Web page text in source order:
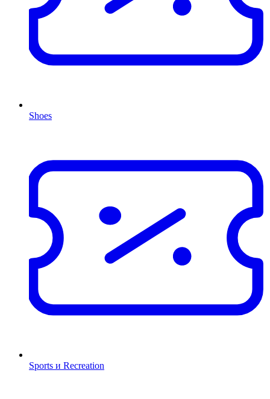
Shoes
Sports и Recreation